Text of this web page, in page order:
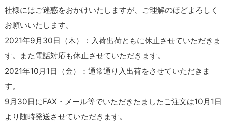
社様にはご迷惑をおかけいたしますが、ご理解のほどよろしく
お願いいたします。
2021年9月30日（木）：入荷出荷ともに休止させていただきま
す。また電話対応も休止させていただきます。
2021年10月1日（金）：通常通り入出荷をさせていただきま
す。
9月30日にFAX・メール等でいただきたましたご注文は10月1日
より随時発送させていただきます。